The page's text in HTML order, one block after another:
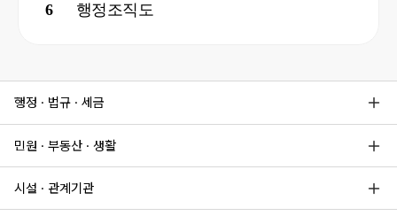
6
행정조직도
9
채용공고
10
아산페이
행정 · 법규 · 세금
민원 · 부동산 · 생활
시설 · 관계기관